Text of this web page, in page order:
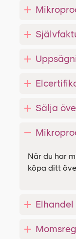
Sälja
När du har
köpa ditt